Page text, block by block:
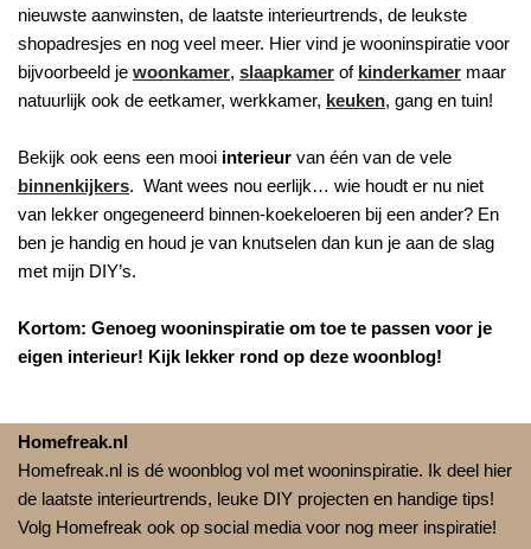
nieuwste aanwinsten, de laatste interieurtrends, de leukste
shopadresjes en nog veel meer. Hier vind je wooninspiratie voor
bijvoorbeeld je woonkamer, slaapkamer of kinderkamer maar
natuurlijk ook de eetkamer, werkkamer, keuken, gang en tuin!
Bekijk ook eens een mooi interieur van één van de vele
binnenkijkers. Want wees nou eerlijk… wie houdt er nu niet
van lekker ongegeneerd binnen-koekeloeren bij een ander? En
ben je handig en houd je van knutselen dan kun je aan de slag
met mijn DIY’s.
Kortom: Genoeg wooninspiratie om toe te passen voor je
eigen interieur! Kijk lekker rond op deze woonblog!
Homefreak.nl
Homefreak.nl is dé woonblog vol met wooninspiratie. Ik deel hier
de laatste interieurtrends, leuke DIY projecten en handige tips!
Volg Homefreak ook op social media voor nog meer inspiratie!